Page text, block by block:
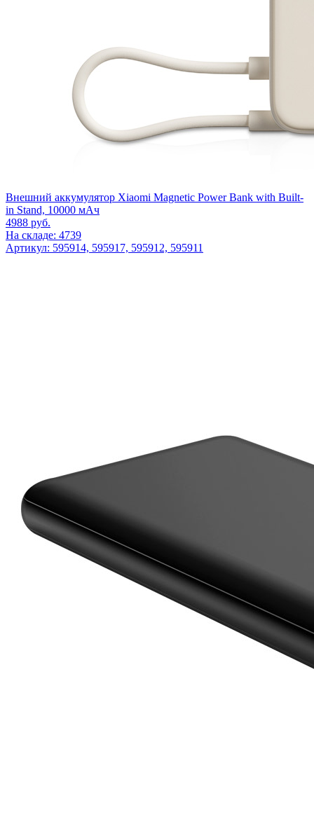
Внешний аккумулятор Xiaomi Magnetic Power Bank with Built-
in Stand, 10000 мАч
4988 руб.
На складе: 4739
Артикул: 595914, 595917, 595912, 595911